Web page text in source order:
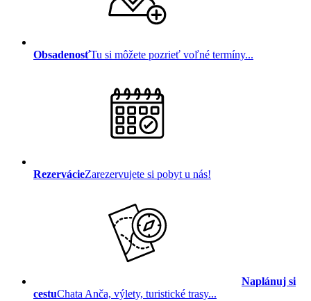
ObsadenosťTu si môžete pozrieť voľné termíny...
RezervácieZarezervujete si pobyt u nás!
Naplánuj si
cestuChata Anča, výlety, turistické trasy...